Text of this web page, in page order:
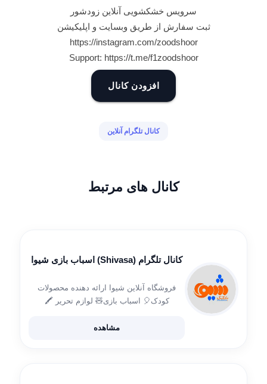
سرویس خشکشویی آنلاین زودشور
ثبت سفارش از طریق وبسایت و اپلیکیشن
https://instagram.com/zoodshoor
Support: https://t.me/f1zoodshoor
افزودن کانال
کانال تلگرام آنلاین
کانال های مرتبط
کانال تلگرام (Shivasa) اسباب بازی شیوا
فروشگاه آنلاین شیوا ارائه دهنده محصولات
کودک🎈 اسباب بازی🧸 لوازم تحریر 🖍
www.shivasa.ir آیدی ادمین جهت ثبت سفارش
مشاهده